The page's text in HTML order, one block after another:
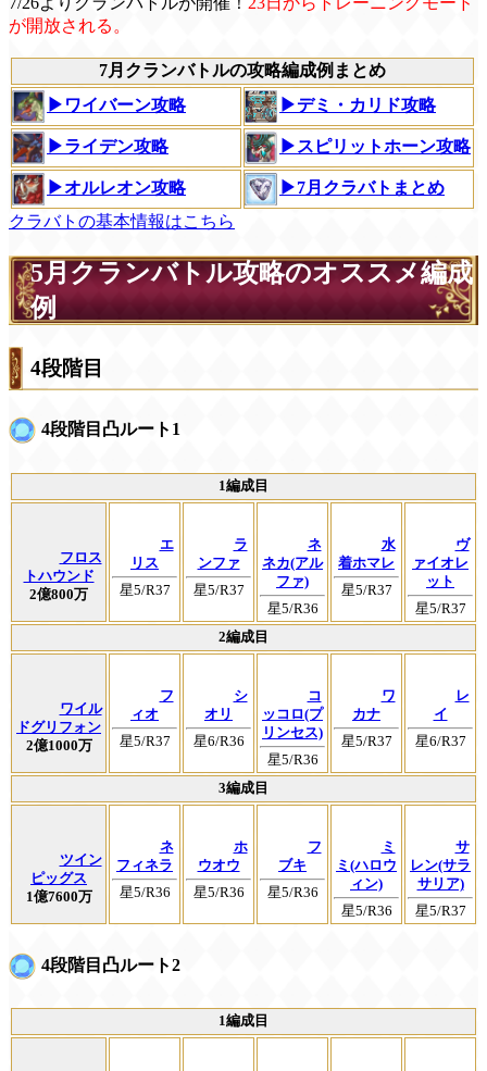
が開放される。
7月クランバトルの攻略編成例まとめ
▶ワイバーン攻略
▶デミ・カリド攻略
▶ライデン攻略 ▶スピリットホーン攻略
▶オルレオン攻略
▶7月クラバトまとめ
クラバトの基本情報はこちら
5月クランバトル攻略のオススメ編成
例
4段階目
4段階目凸ルート1
1編成目
フロス
トハウンド
2億800万
エ
リス
星5/R37
ラ
ンファ
星5/R37
ネ
ネカ(アル
ファ)
星5/R36
水
着ホマレ
星5/R37
ヴ
ァイオレ
ット
星5/R37
2編成目
ワイル
ドグリフォン
2億1000万
フ
ィオ
星5/R37
シ
オリ
星6/R36
コ
ッコロ(プ
リンセス)
星5/R36
ワ
カナ
星5/R37
レ
イ
星6/R37
3編成目
ツイン
ピッグス
1億7600万
ネ
フィネラ
星5/R36
ホ
ウオウ
星5/R36
フ
ブキ
星5/R36
ミ
ミ(ハロウ
ィン)
星5/R36
サ
レン(サラ
サリア)
星5/R37
4段階目凸ルート2
1編成目